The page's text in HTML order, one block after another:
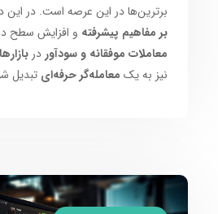
برترین‌ها در این عرصه است. در این
بر مفاهیم پیشرفته و افزایش سطح
معاملات موفقانه و سودآور در
نیز به یک معامله‌گر حرفه‌ای تبدیل